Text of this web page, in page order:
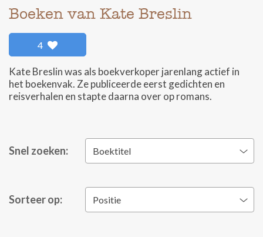
Boeken van Kate Breslin
4
Kate Breslin was als boekverkoper jarenlang actief in
het boekenvak. Ze publiceerde eerst gedichten en
reisverhalen en stapte daarna over op romans.
Snel zoeken: Boektitel
Sorteer op: Positie